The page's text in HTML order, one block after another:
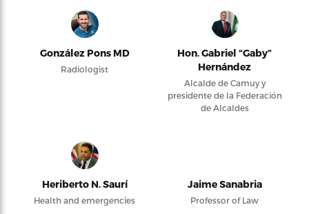
González Pons MD
Radiologist
Hon. Gabriel “Gaby”
Hernández
Alcalde de Camuy y
presidente de la Federación
de Alcaldes
Heriberto N. Saurí
Health and emergencies
Jaime Sanabria
Professor of Law